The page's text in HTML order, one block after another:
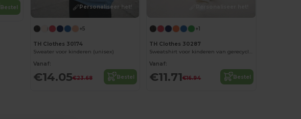
Bestel Personaliseer het!
+5
TH Clothes 30174
Sweater voor kinderen (unisex)
Vanaf:
€14.05€23.68 Bestel
+1
TH Clothes 30287
Sweatshirt voor kinderen van gerecycled katoen en polyester
Vanaf:
€11.71€16.94 Bestel